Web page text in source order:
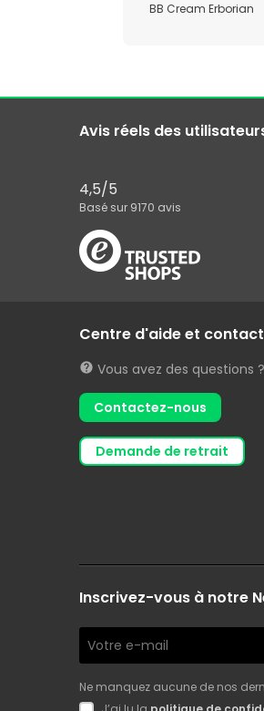
BB Cream Erborian
Avis réels des
4,5/5
Basé sur 9170 avis
Centre d'aide et contact
Vous avez des questions ?
Contactez-nous
demande de retrait
Inscrivez-vous à notre
Ne manquez aucune de nos